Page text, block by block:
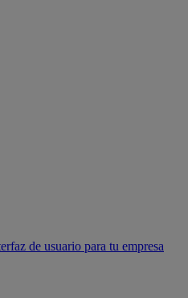
de usuario para tu empresa